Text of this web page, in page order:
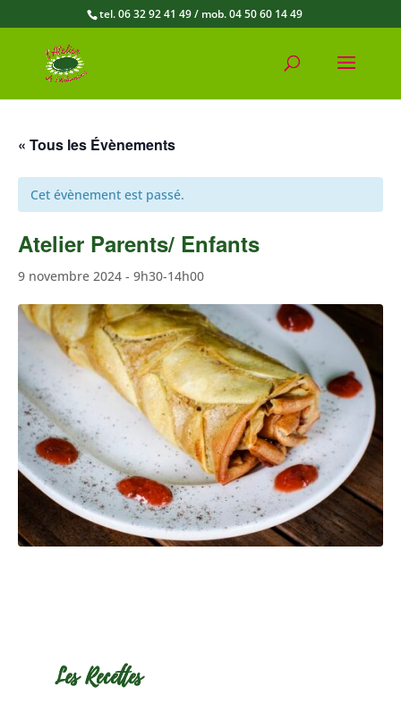
tel. 06 32 92 41 49 / mob. 04 50 60 14 49
« Tous les Évènements
Cet évènement est passé.
Atelier Parents/ Enfants
9 novembre 2024 - 9h30-14h00
Les Recettes